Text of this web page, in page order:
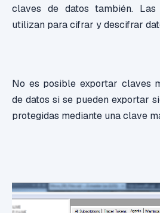
claves de datos también.
utilizan para cifrar y descifrar
No es posible exportar claves
de datos si se pueden exportar
protegidas mediante una clave